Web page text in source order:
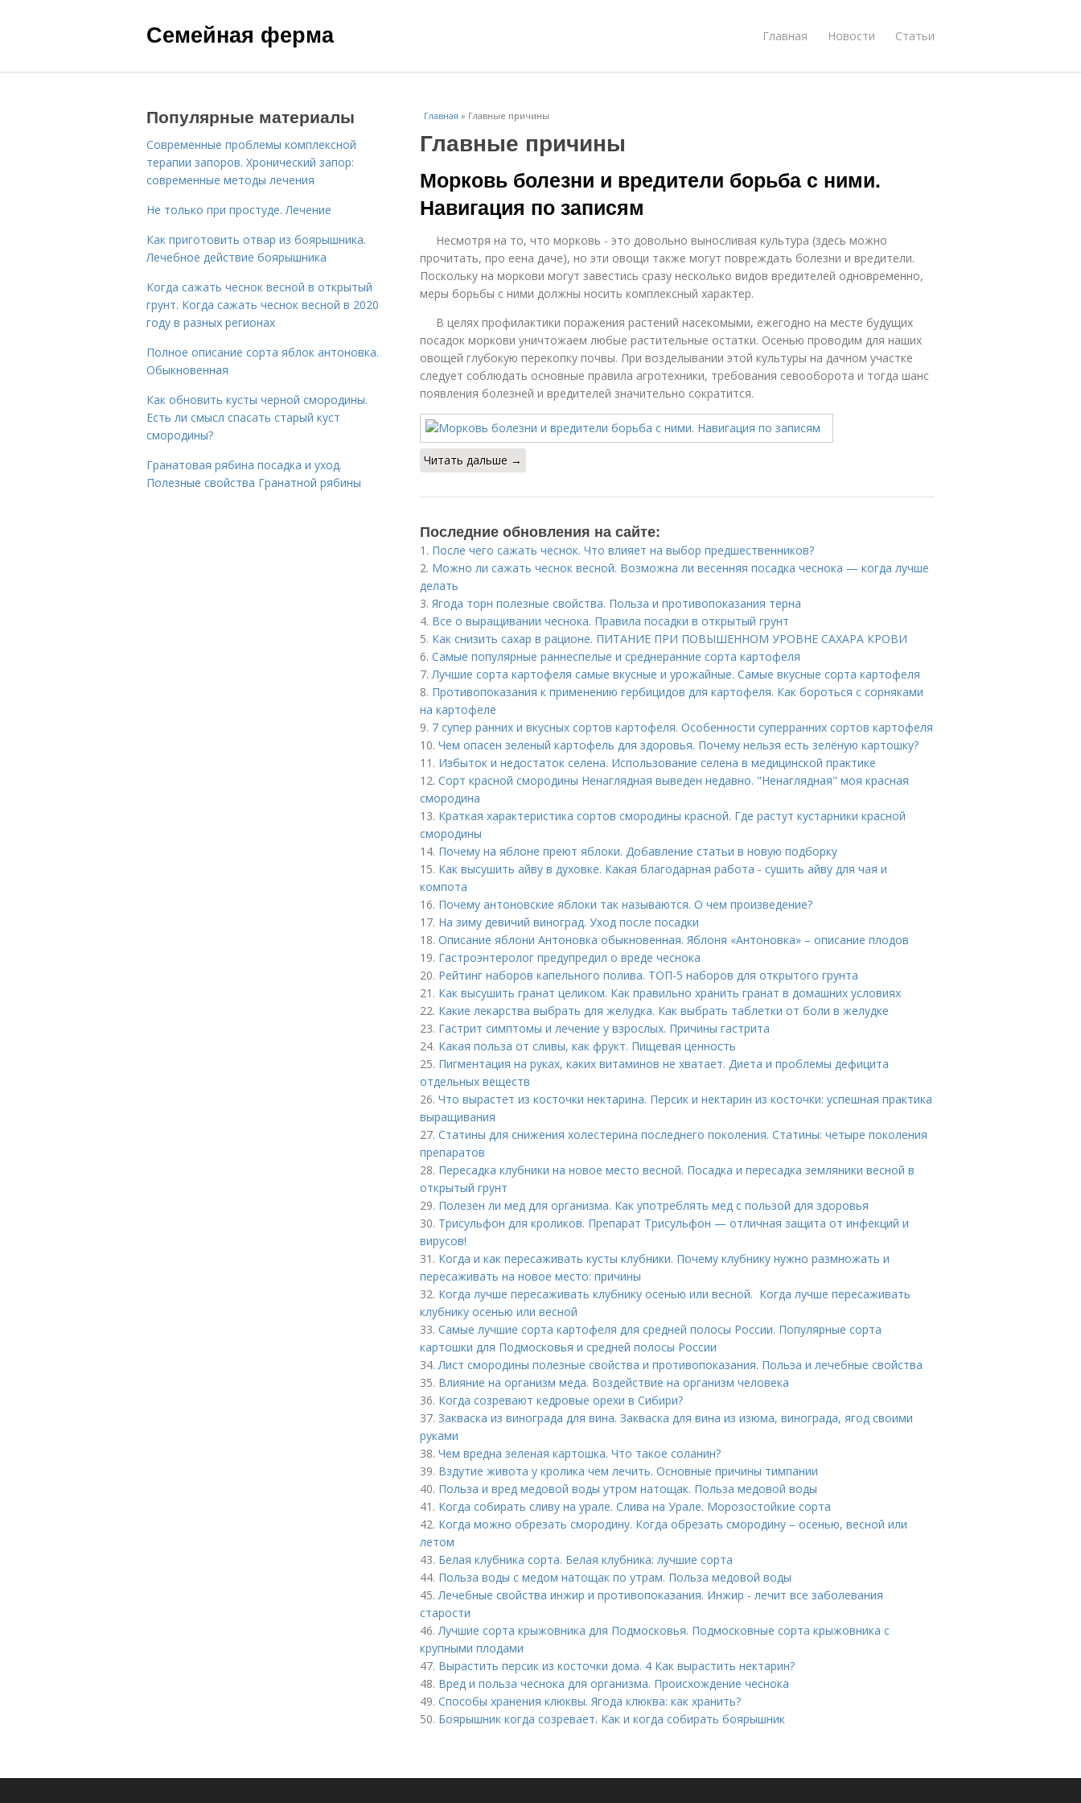
Семейная ферма Главная Новости Статьи
Главная » Главные причины
Главные причины
Морковь болезни и вредители борьба с ними.
Навигация по записям
Несмотря на то, что морковь - это довольно выносливая культура (здесь можно
прочитать, про еена даче), но эти овощи также могут повреждать болезни и вредители.
Поскольку на моркови могут завестись сразу несколько видов вредителей одновременно,
меры борьбы с ними должны носить комплексный характер.
В целях профилактики поражения растений насекомыми, ежегодно на месте будущих
посадок моркови уничтожаем любые растительные остатки. Осенью проводим для наших
овощей глубокую перекопку почвы. При возделывании этой культуры на дачном участке
следует соблюдать основные правила агротехники, требования севооборота и тогда шанс
появления болезней и вредителей значительно сократится.
Читать дальше →
Последние обновления на сайте:
1. После чего сажать чеснок. Что влияет на выбор предшественников?
2. Можно ли сажать чеснок весной. Возможна ли весенняя посадка чеснока — когда лучше
делать
3. Ягода торн полезные свойства. Польза и противопоказания терна
4. Все о выращивании чеснока. Правила посадки в открытый грунт
5. Как снизить сахар в рационе. ПИТАНИЕ ПРИ ПОВЫШЕННОМ УРОВНЕ САХАРА КРОВИ
6. Cамые популярные раннеспелые и среднеранние сорта картофеля
7.Лучшие сорта картофеля самые вкусные и урожайные. Самые вкусные сорта картофеля
8. Противопоказания к применению гербицидов для картофеля. Как бороться с сорняками
на картофеле
9. 7 супер ранних и вкусных сортов картофеля. Особенности суперранних сортов картофеля
10. Чем опасен зеленый картофель для здоровья. Почему нельзя есть зелёную картошку?
11. Избыток и недостаток селена. Использование селена в медицинской практике
12. Сорт красной смородины Ненаглядная выведен недавно. "Ненаглядная" моя красная
смородина
13. Краткая характеристика сортов смородины красной. Где растут кустарники красной
смородины
14. Почему на яблоне преют яблоки. Добавление статьи в новую подборку
15. Как высушить айву в духовке. Какая благодарная работа - сушить айву для чая и
компота
16. Почему антоновские яблоки так называются. О чем произведение?
17. На зиму девичий виноград. Уход после посадки
18. Описание яблони Антоновка обыкновенная. Яблоня «Антоновка» – описание плодов
19. Гастроэнтеролог предупредил о вреде чеснока
20. Рейтинг наборов капельного полива. ТОП-5 наборов для открытого грунта
21. Как высушить гранат целиком. Как правильно хранить гранат в домашних условиях
22. Какие лекарства выбрать для желудка. Как выбрать таблетки от боли в желудке
23. Гастрит симптомы и лечение у взрослых. Причины гастрита
24. Какая польза от сливы, как фрукт. Пищевая ценность
25. Пигментация на руках, каких витаминов не хватает. Диета и проблемы дефицита
отдельных веществ
26. Что вырастет из косточки нектарина. Персик и нектарин из косточки: успешная практика
выращивания
27. Статины для снижения холестерина последнего поколения. Статины: четыре поколения
препаратов
28. Пересадка клубники на новое место весной. Посадка и пересадка земляники весной в
открытый грунт
29. Полезен ли мед для организма. Как употреблять мед с пользой для здоровья
30. Трисульфон для кроликов. Препарат Трисульфон — отличная защита от инфекций и
вирусов!
31. Когда и как пересаживать кусты клубники. Почему клубнику нужно размножать и
пересаживать на новое место: причины
32. Когда лучше пересаживать клубнику осенью или весной. Когда лучше пересаживать
клубнику осенью или весной
33. Самые лучшие сорта картофеля для средней полосы России. Популярные сорта
картошки для Подмосковья и средней полосы России
34.Лист смородины полезные свойства и противопоказания. Польза и лечебные свойства
35. Влияние на организм меда. Воздействие на организм человека
36. Когда созревают кедровые орехи в Сибири?
37. Закваска из винограда для вина. Закваска для вина из изюма, винограда, ягод своими
руками
38. Чем вредна зеленая картошка. Что такое соланин?
39. Вздутие живота у кролика чем лечить. Основные причины тимпании
40. Польза и вред медовой воды утром натощак. Польза медовой воды
41. Когда собирать сливу на урале. Слива на Урале. Морозостойкие сорта
42. Когда можно обрезать смородину. Когда обрезать смородину – осенью, весной или
летом
43. Белая клубника сорта. Белая клубника: лучшие сорта
44. Польза воды с медом натощак по утрам. Польза медовой воды
45.Лечебные свойства инжир и противопоказания. Инжир - лечит все заболевания
старости
46.Лучшие сорта крыжовника для Подмосковья. Подмосковные сорта крыжовника с
крупными плодами
47. Вырастить персик из косточки дома. 4 Как вырастить нектарин?
48. Вред и польза чеснока для организма. Происхождение чеснока
49. Способы хранения клюквы. Ягода клюква: как хранить?
50. Боярышник когда созревает. Как и когда собирать боярышник
Популярные материалы
Современные проблемы комплексной
терапии запоров. Хронический запор:
современные методы лечения
Не только при простуде. Лечение
Как приготовить отвар из боярышника.
Лечебное действие боярышника
Когда сажать чеснок весной в открытый
грунт. Когда сажать чеснок весной в 2020
году в разных регионах
Полное описание сорта яблок антоновка.
Обыкновенная
Как обновить кусты черной смородины.
Есть ли смысл спасать старый куст
смородины?
Гранатовая рябина посадка и уход.
Полезные свойства Гранатной рябины